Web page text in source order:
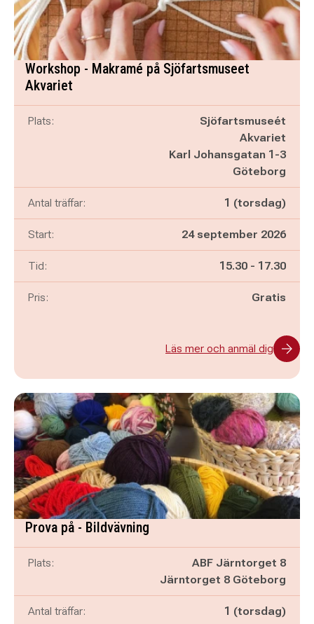
Workshop - Makramé på Sjöfartsmuseet
Akvariet
Plats:
Sjöfartsmuseét
Akvariet
Karl Johansgatan 1-3
Göteborg
Antal träffar: 1 (torsdag)
Start: 24 september 2026
Tid: Pågår mellan
15.30 - och
17.30
Pris: Gratis
Läs mer och anmäl dig
Prova på - Bildvävning
Plats:
ABF Järntorget 8
Järntorget 8 Göteborg
Antal träffar: 1 (torsdag)